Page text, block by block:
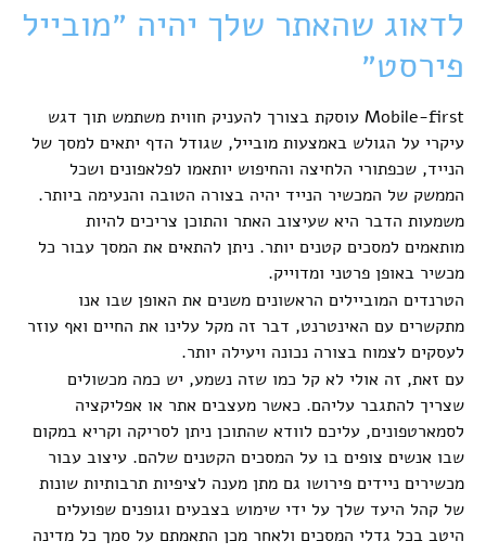
לדאוג שהאתר שלך יהיה ״מובייל
פירסט״
Mobile-first עוסקת בצורך להעניק חווית משתמש תוך דגש
עיקרי על הגולש באמצעות מובייל, שגודל הדף יתאים למסך של
הנייד, שכפתורי הלחיצה והחיפוש יותאמו לפלאפונים ושכל
הממשק של המכשיר הנייד יהיה בצורה הטובה והנעימה ביותר.
משמעות הדבר היא שעיצוב האתר והתוכן צריכים להיות
מותאמים למסכים קטנים יותר. ניתן להתאים את המסך עבור כל
מכשיר באופן פרטני ומדוייק.
הטרנדים המוביילים הראשונים משנים את האופן שבו אנו
מתקשרים עם האינטרנט, דבר זה מקל עלינו את החיים ואף עוזר
לעסקים לצמוח בצורה נכונה ויעילה יותר.
עם זאת, זה אולי לא קל כמו שזה נשמע, יש כמה מכשולים
שצריך להתגבר עליהם. כאשר מעצבים אתר או אפליקציה
לסמארטפונים, עליכם לוודא שהתוכן ניתן לסריקה וקריא במקום
שבו אנשים צופים בו על המסכים הקטנים שלהם. עיצוב עבור
מכשירים ניידים פירושו גם מתן מענה לציפיות תרבותיות שונות
של קהל היעד שלך על ידי שימוש בצבעים וגופנים שפועלים
היטב בכל גדלי המסכים ולאחר מכן התאמתם על סמך כל מדינה